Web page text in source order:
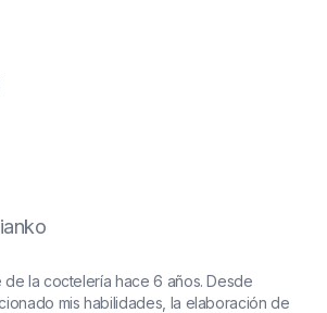
la coctelería hace 6 años. Desde
mis habilidades, la elaboración de